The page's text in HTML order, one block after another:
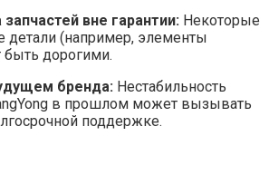
вне гарантии: Некоторые
детали (например, элементы
быть дорогими.
бренда: Нестабильность
в прошлом может вызывать
поддержке.